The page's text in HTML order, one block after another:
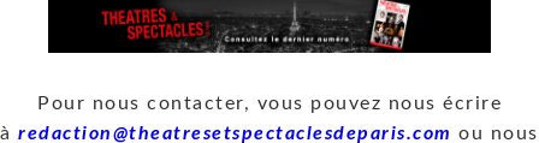
Pour nous contacter, vous pouvez nous écrire
àredaction@theatresetspectaclesdeparis.com ou nous